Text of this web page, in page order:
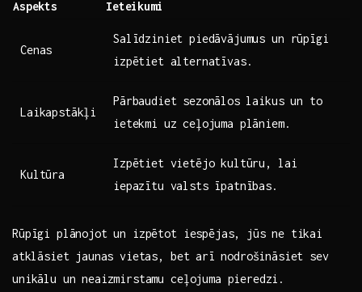
Aspekts Ieteikumi
Cenas
Salīdziniet piedāvājumus‌ un rūpīgi
izpētiet alternatīvas.
Laikapstākļi
Pārbaudiet sezonālos ⁣laikus ⁤un to‌
ietekmi uz ceļojuma plāniem.
Kultūra
Izpētiet vietējo kultūru, lai
iepazītu​ valsts īpatnības.
Rūpīgi plānojot un izpētot iespējas, jūs ⁢ne tikai
⁢atklāsiet jaunas vietas, bet⁢ arī nodrošināsiet ​sev⁣
unikālu un neaizmirstamu ceļojuma pieredzi.